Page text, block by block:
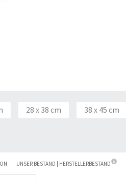
28 x 38 cm 38 x 45 cm
UNSER BESTAND | HERSTELLERBESTAND